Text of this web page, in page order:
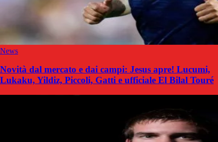
News
Novità dal mercato e dai campi: Jesus apre! Lucumi,
Lukaku, Yildiz, Piccoli, Gatti e ufficiale El Bilal Touré